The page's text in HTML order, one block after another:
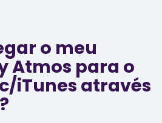
o meu
Atmos para o
iTunes através